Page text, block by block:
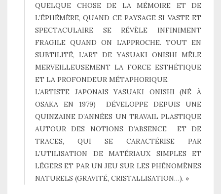
QUELQUE CHOSE DE LA MÉMOIRE ET DE
L’ÉPHÉMÈRE, QUAND CE PAYSAGE SI VASTE ET
SPECTACULAIRE SE RÉVÈLE INFINIMENT
FRAGILE QUAND ON L’APPROCHE. TOUT EN
SUBTILITÉ, L’ART DE YASUAKI ONISHI MÊLE
MERVEILLEUSEMENT LA FORCE ESTHÉTIQUE
ET LA PROFONDEUR MÉTAPHORIQUE.
L’ARTISTE JAPONAIS YASUAKI ONISHI (NÉ À
OSAKA EN 1979) DÉVELOPPE DEPUIS UNE
QUINZAINE D’ANNÉES UN TRAVAIL PLASTIQUE
AUTOUR DES NOTIONS D’ABSENCE ET DE
TRACES, QUI SE CARACTÉRISE PAR
L’UTILISATION DE MATÉRIAUX SIMPLES ET
LÉGERS ET PAR UN JEU SUR LES PHÉNOMÈNES
NATURELS (GRAVITÉ, CRISTALLISATION…). »